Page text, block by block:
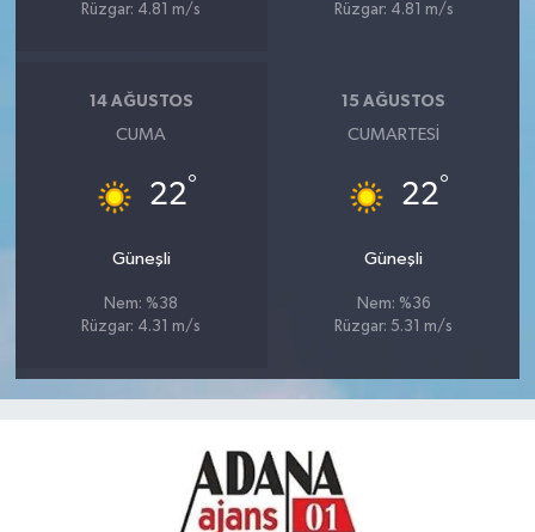
Rüzgar: 4.81 m/s
Rüzgar: 4.81 m/s
14 AĞUSTOS
CUMA
22°
Güneşli
Nem: %38
Rüzgar: 4.31 m/s
15 AĞUSTOS
CUMARTESI
22°
Güneşli
Nem: %36
Rüzgar: 5.31 m/s